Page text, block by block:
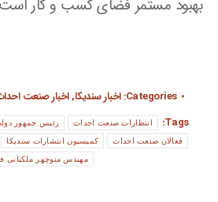
بهبود مستمر فضای کسب و کار
Categories: اخبار سندیکا,اخبار صنعت
Tags:
انتظارات صنعت احداث رئیس جمهور
فعالان صنعت احداث کمیسیون انتشارات سندیکا
مهندس منوچهر ملکیانی